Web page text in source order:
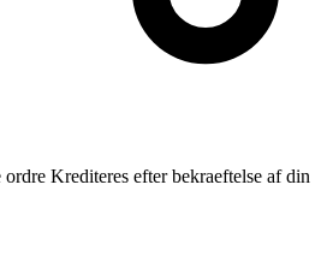
ordre Krediteres efter bekraeftelse af din